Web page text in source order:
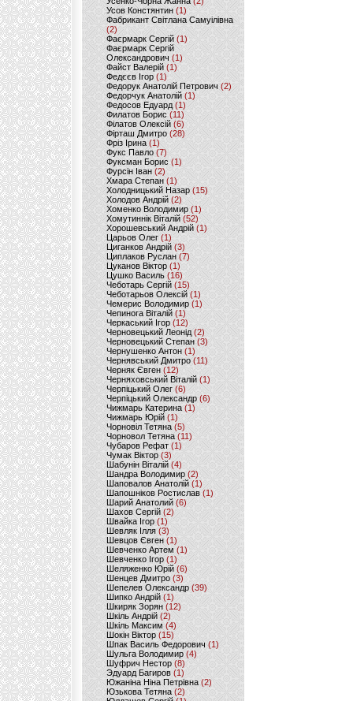
Усов Констянтин(1)
Фабрикант Світлана Самуілівна
(2)
Фаєрмарк Сергій(1)
Фаєрмарк Сергій
Олександрович (1)
Файст Валерій(1)
Федєєв Ігор (1)
Федорук Анатолій Петрович (2)
Федорчук Анатолій (1)
Федосов Едуард (1)
Филатов Борис (11)
Філатов Олексій (6)
Фірташ Дмитро (28)
Фріз Ірина (1)
Фукс Павло (7)
Фуксман Борис (1)
Фурсін Іван (2)
Хмара Степан(1)
Холодницький Назар(15)
Холодов Андрій (2)
Хоменко Володимир (1)
Хомутиннік Віталій (52)
Хорошевський Андрій (1)
Царьов Олег (1)
Циганков Андрій (3)
Циплаков Руслан(7)
Цуканов Віктор (1)
Цушко Василь (16)
Чеботарь Сергій (15)
Чеботарьов Олексій (1)
Чемерис Володимир (1)
Чепинога Віталій (1)
Черкаський Ігор (12)
Черновецький Леонід(2)
Черновецький Степан (3)
Чернушенко Антон (1)
Чернявський Дмитро(11)
Черняк Євген(12)
Черняховський Віталій (1)
Черпіцький Олег (6)
Черпіцький Олександр (6)
Чижмарь Катерина (1)
Чижмарь Юрій (1)
Чорновіл Тетяна (5)
Чорновол Тетяна (11)
Чубаров Рефат (1)
Чумак Віктор(3)
Шабунін Віталій (4)
Шандра Володимир (2)
Шаповалов Анатолій(1)
Шапошніков Ростислав(1)
Шарий Анатолий(6)
Шахов Сергій(2)
Швайка Ігор (1)
Шевляк Ілля (3)
Шевцов Євген (1)
Шевченко Артем(1)
Шевченко Ігор(1)
Шеляженко Юрій (6)
Шенцев Дмитро (3)
Шепелев Олександр (39)
Шипко Андрій(1)
Шкиряк Зорян(12)
Шкіль Андрій(2)
Шкіль Максим (4)
Шокін Віктор (15)
Шпак Василь Федорович (1)
Шульга Володимир (4)
Шуфрич Нестор(8)
Эдуард Багиров (1)
Южаніна Ніна Петрівна (2)
Юзькова Тетяна(2)